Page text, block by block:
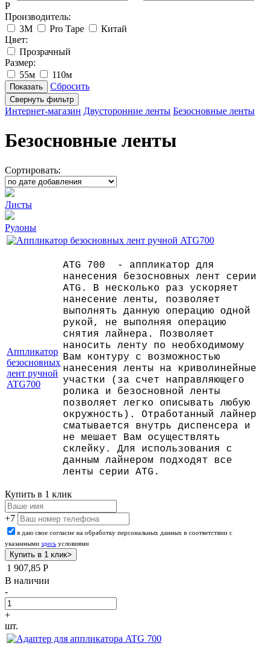
Р
Производитель:
3M
Pro Tape
Китай
Цвет:
Прозрачный
Размер:
55м
110м
Сбросить
Свернуть фильтр
Интернет-магазин Двусторонние ленты Безосновные ленты
Безосновные ленты
Сортировать:
Листы
Рулоны
Аппликатор
безосновных
лент ручной
ATG700
ATG 700 - аппликатор для
нанесения безосновных лент серии
ATG. В несколько раз ускоряет
нанесение ленты, позволяет
выполнять данную операцию одной
рукой, не выполняя операцию
снятия лайнера. Позволяет
наносить ленту по необходимому
Вам контуру с возможностью
нанесения ленты на криволинейные
участки (за счет направляющего
ролика и безосновной ленты
позволяет легко описывать любую
окружность). Отработанный лайнер
сматывается внутрь диспенсера и
не мешает Вам осуществлять
склейку. Для использования с
данным лайнером подходят все
ленты серии ATG.
Купить в 1 клик
+7
я даю свое согласие на обработку персональных данных в соответствии с
указанными здесь условиями
1 907,85 Р
В наличии
-
+
шт.